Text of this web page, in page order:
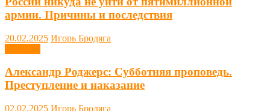
армии. Причины и последствия
20.02.2025 Игорь Бродяга
Александр Роджерс: Субботняя проповедь.
Преступление и наказание
02.02.2025 Игорь Бродяга